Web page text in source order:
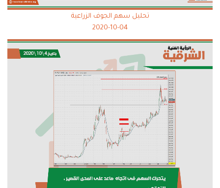
تحليل سهم الجوف الزراعية
2020-10-04